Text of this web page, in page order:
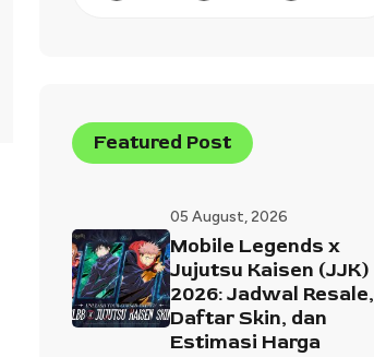
Featured Post
05 August, 2026
Mobile Legends x
Jujutsu Kaisen (JJK)
2026: Jadwal Resale,
Daftar Skin, dan
Estimasi Harga